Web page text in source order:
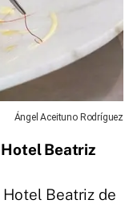
Ángel Aceituno Rodríguez
Beatriz
Beatriz de